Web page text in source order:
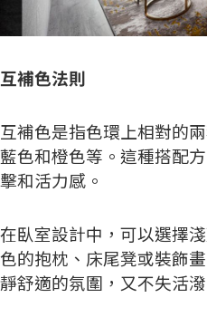
互補色法則
互補色是指色環上相對的
藍色和橙色等。這種搭配
擊和活力感。
在臥室設計中，可以選擇
色的抱枕、床尾凳或裝飾
靜舒適的氛圍，又不失活潑